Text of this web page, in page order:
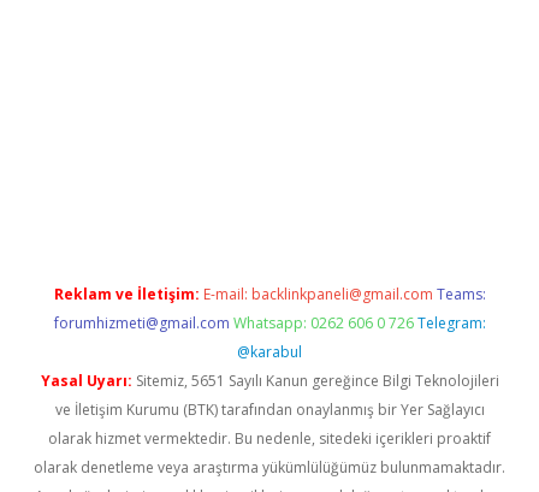
Reklam ve İletişim: E-mail: backlinkpaneli@gmail.com Teams:
forumhizmeti@gmail.com Whatsapp: 0262 606 0 726 Telegram:
@karabul
Yasal Uyarı: Sitemiz, 5651 Sayılı Kanun gereğince Bilgi Teknolojileri
ve İletişim Kurumu (BTK) tarafından onaylanmış bir Yer Sağlayıcı
olarak hizmet vermektedir. Bu nedenle, sitedeki içerikleri proaktif
olarak denetleme veya araştırma yükümlülüğümüz bulunmamaktadır.